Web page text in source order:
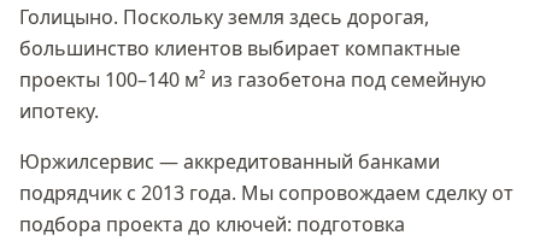
Голицыно. Поскольку земля здесь дорогая,
большинство клиентов выбирает компактные
проекты 100–140 м² из газобетона под семейную
ипотеку.
Юржилсервис — аккредитованный банками
подрядчик с 2013 года. Мы сопровождаем сделку от
подбора проекта до ключей: подготовка